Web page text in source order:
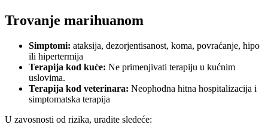
Trovanje marihuanom
Simptomi: ataksija, dezorjentisanost, koma, povraćanje, hipo
ili hipertermija
Terapija kod kuće: Ne primenjivati terapiju u kućnim
uslovima.
Terapija kod veterinara: Neophodna hitna hospitalizacija i
simptomatska terapija
U zavosnosti od rizika, uradite sledeće: